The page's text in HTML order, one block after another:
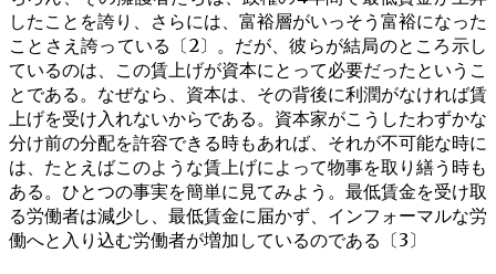
したことを誇り、さらには、富裕層がいっそう富裕になった
ことさえ誇っている〔2〕。だが、彼らが結局のところ示し
ているのは、この賃上げが資本にとって必要だったというこ
とである。なぜなら、資本は、その背後に利潤がなければ賃
上げを受け入れないからである。資本家がこうしたわずかな
分け前の分配を許容できる時もあれば、それが不可能な時に
は、たとえばこのような賃上げによって物事を取り繕う時も
ある。ひとつの事実を簡単に見てみよう。最低賃金を受け取
る労働者は減少し、最低賃金に届かず、インフォーマルな労
働へと入り込む労働者が増加しているのである〔3〕